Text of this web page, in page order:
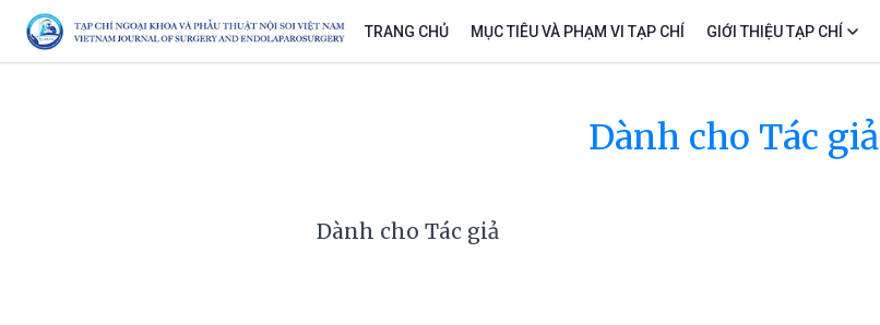
TRANG CHỦ MỤC TIÊU VÀ PHẠM VI TẠP CHÍ GIỚI THIỆU TẠP CHÍ
Dành cho Tác giả
Dành cho Tác giả